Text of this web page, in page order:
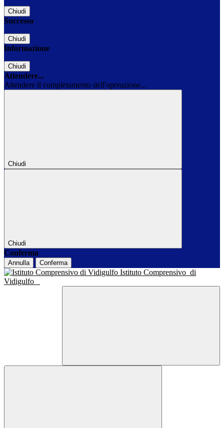
Chiudi
Successo
Chiudi
Informazione
Chiudi
Attendere...
Attendere il completamento dell'operazione...
Chiudi
Chiudi
Conferma
Annulla Conferma
Istituto Comprensivo di
Vidigulfo